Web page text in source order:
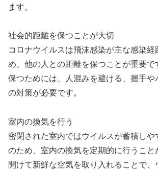
ます。
社会的距離を保つことが大切
コロナウイルスは飛沫感染が主な感染経
め、他の人との距離を保つことが重要で
保つためには、人混みを避ける、握手や
の対策が必要です。
室内の換気を行う
密閉された室内ではウイルスが蓄積しや
のため、室内の換気を定期的に行うこと
開けて新鮮な空気を取り入れることで、